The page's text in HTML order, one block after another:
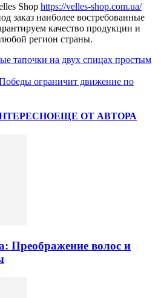
Shop https://velles-shop.com.ua/
заказ наиболее востребованные
качество продукции и
регион страны.
тапочки на двух спицах простым
ограничит движение по
ЕЩЕ ОТ АВТОРА
Преображение волос и